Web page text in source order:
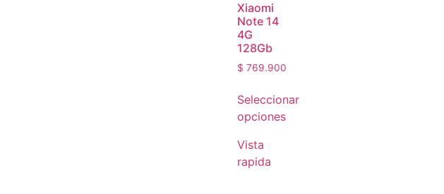
Xiaomi
Note 14
4G
128Gb
$ 769.900
Seleccionar
opciones
Vista
rapida